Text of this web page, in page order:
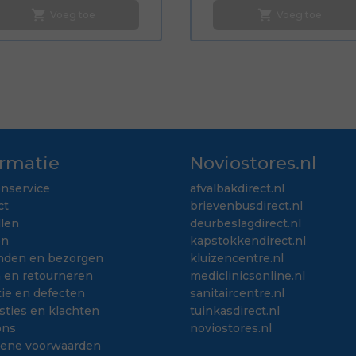
en bezorgen
en retourneren
en defecten
en klachten
voorwaarden
Noviostores.nl
afvalbakdirect.nl
brievenbusdirect.nl
deurbeslagdirect.nl
kapstokkendirect.nl
kluizencentre.nl
mediclinicsonline.nl
sanitaircentre.nl
tuinkasdirect.nl
noviostores.nl